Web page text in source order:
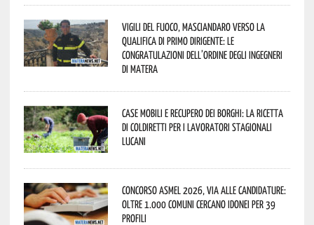
Vigili del Fuoco, Masciandaro verso la
qualifica di Primo Dirigente: le
congratulazioni dell’Ordine degli Ingegneri
di Matera
Case mobili e recupero dei borghi: la ricetta
di Coldiretti per i lavoratori stagionali
lucani
Concorso Asmel 2026, via alle candidature:
oltre 1.000 Comuni cercano idonei per 39
profili